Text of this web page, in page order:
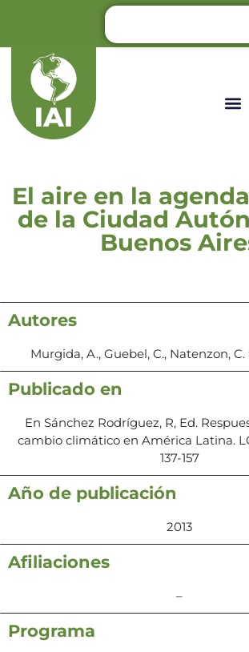
El aire en la
de la Ciudad
Buenos
Autores
Murgida, A., Guebel, C., Natenzon, C.
Publicado en
En Sánchez Rodríguez, R, Ed.
cambio climático en América Latina.
137-157
Año de publicación
2013
Afiliaciones
–
Programa